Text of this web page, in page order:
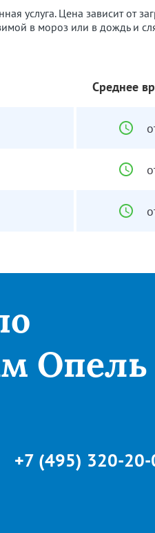
услуга. Цена зависит от
в мороз или в дождь и
Среднее
Опель
+7 (495) 320-20-